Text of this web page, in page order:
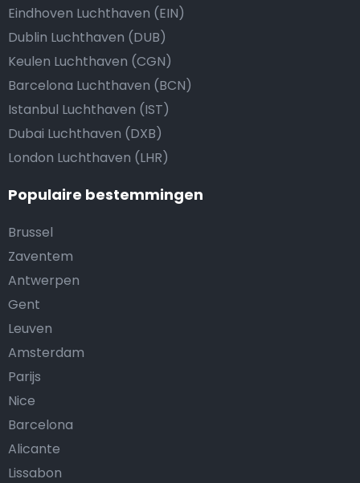
Eindhoven Luchthaven (EIN)
Dublin Luchthaven (DUB)
Keulen Luchthaven (CGN)
Barcelona Luchthaven (BCN)
Istanbul Luchthaven (IST)
Dubai Luchthaven (DXB)
London Luchthaven (LHR)
Populaire bestemmingen
Brussel
Zaventem
Antwerpen
Gent
Leuven
Amsterdam
Parijs
Nice
Barcelona
Alicante
Lissabon